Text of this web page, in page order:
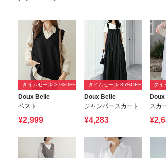
タイムセール 37%OFF
Doux Belle
ベスト
¥2,999
タイムセール 35%OFF
Doux Belle
ジャンパースカート
¥4,283
タイ
スカ